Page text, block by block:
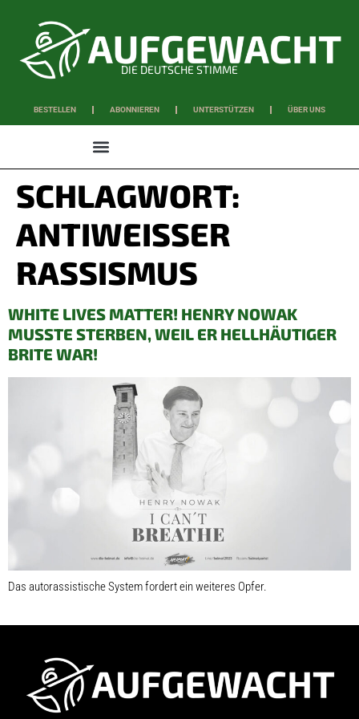
DIE DEUTSCHE STIMME
BESTELLEN ABONNIEREN UNTERSTÜTZEN ÜBER UNS
SCHLAGWORT:
ANTIWEISSER R
ASSISMUS
WHITE LIVES MATTER! HENRY NOWAK
MUSSTE STERBEN, WEIL ER HELLHÄUTIGER
BRITE WAR!
Das autorassistische System fordert ein weiteres Opfer.